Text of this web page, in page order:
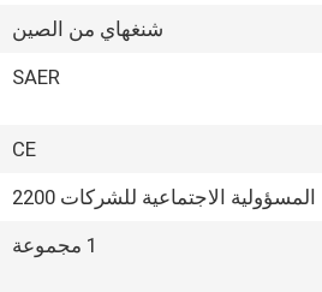
شنغهاي من الصين
SAER
CE
المسؤولية الاجتماعية للشركات 2200
1 مجموعة